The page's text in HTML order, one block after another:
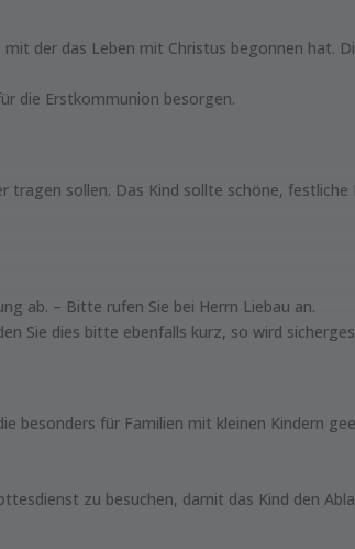
der das Leben mit Christus begonnen hat.
die Erstkommunion besorgen.
tragen sollen. Das Kind sollte schöne,
ab. – Bitte rufen Sie bei Herrn Liebau an.
Sie dies bitte ebenfalls kurz, so wird
besonders für Familien mit kleinen Kindern
zu besuchen, damit das Kind den